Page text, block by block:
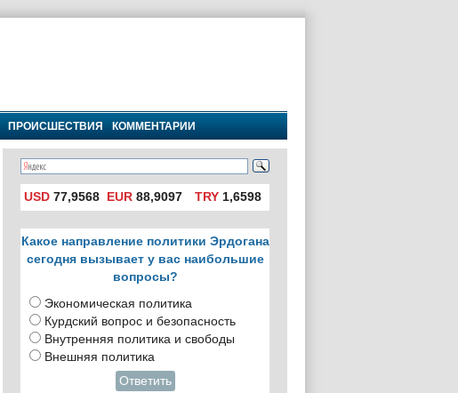
ПРОИСШЕСТВИЯ КОММЕНТАРИИ
USD 77,9568 EUR 88,9097 TRY1,6598
Какое направление политики Эрдогана
сегодня вызывает у вас наибольшие
вопросы?
Экономическая политика
Курдский вопрос и безопасность
Внутренняя политика и свободы
Внешняя политика
Ответить